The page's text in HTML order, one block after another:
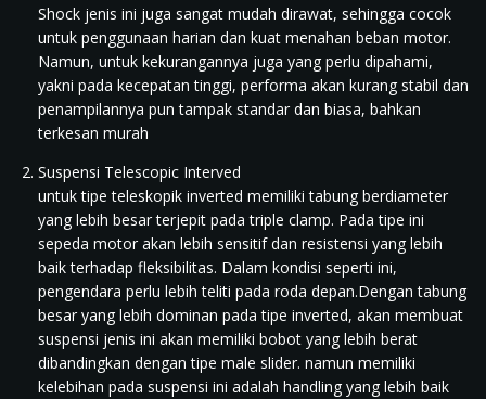
Shock jenis ini juga sangat mudah dirawat, sehingga cocok
untuk penggunaan harian dan kuat menahan beban motor.
Namun, untuk kekurangannya juga yang perlu dipahami,
yakni pada kecepatan tinggi, performa akan kurang stabil dan
penampilannya pun tampak standar dan biasa, bahkan
terkesan murah
Suspensi Telescopic Interved
untuk tipe teleskopik inverted memiliki tabung berdiameter
yang lebih besar terjepit pada triple clamp. Pada tipe ini
sepeda motor akan lebih sensitif dan resistensi yang lebih
baik terhadap fleksibilitas. Dalam kondisi seperti ini,
pengendara perlu lebih teliti pada roda depan.Dengan tabung
besar yang lebih dominan pada tipe inverted, akan membuat
suspensi jenis ini akan memiliki bobot yang lebih berat
dibandingkan dengan tipe male slider. namun memiliki
kelebihan pada suspensi ini adalah handling yang lebih baik